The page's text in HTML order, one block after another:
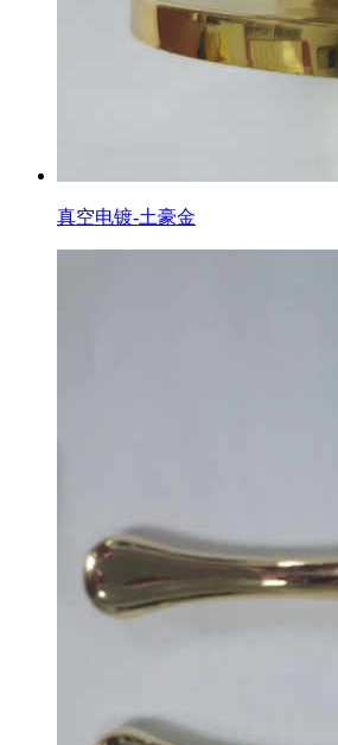
真空电镀-土豪金